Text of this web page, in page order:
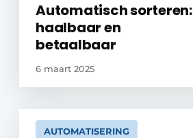
Automatisch sorteren:
haalbaar en
betaalbaar
6 maart 2025
AUTOMATISERING